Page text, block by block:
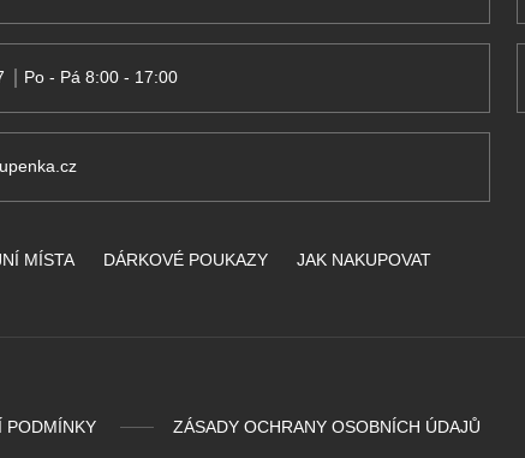
Po - Pá 8:00 - 17:00
MÍSTA DÁRKOVÉ POUKAZY JAK NAKUPOVAT
PODMÍNKY ZÁSADY OCHRANY OSOBNÍCH ÚDAJŮ